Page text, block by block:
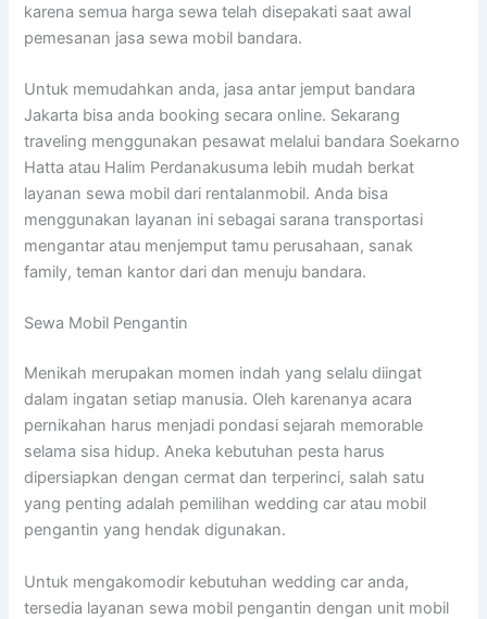
karena semua harga sewa telah disepakati saat awal
pemesanan jasa sewa mobil bandara.
Untuk memudahkan anda, jasa antar jemput bandara
Jakarta bisa anda booking secara online. Sekarang
traveling menggunakan pesawat melalui bandara Soekarno
Hatta atau Halim Perdanakusuma lebih mudah berkat
layanan sewa mobil dari rentalanmobil. Anda bisa
menggunakan layanan ini sebagai sarana transportasi
mengantar atau menjemput tamu perusahaan, sanak
family, teman kantor dari dan menuju bandara.
Sewa Mobil Pengantin
Menikah merupakan momen indah yang selalu diingat
dalam ingatan setiap manusia. Oleh karenanya acara
pernikahan harus menjadi pondasi sejarah memorable
selama sisa hidup. Aneka kebutuhan pesta harus
dipersiapkan dengan cermat dan terperinci, salah satu
yang penting adalah pemilihan wedding car atau mobil
pengantin yang hendak digunakan.
Untuk mengakomodir kebutuhan wedding car anda,
tersedia layanan sewa mobil pengantin dengan unit mobil